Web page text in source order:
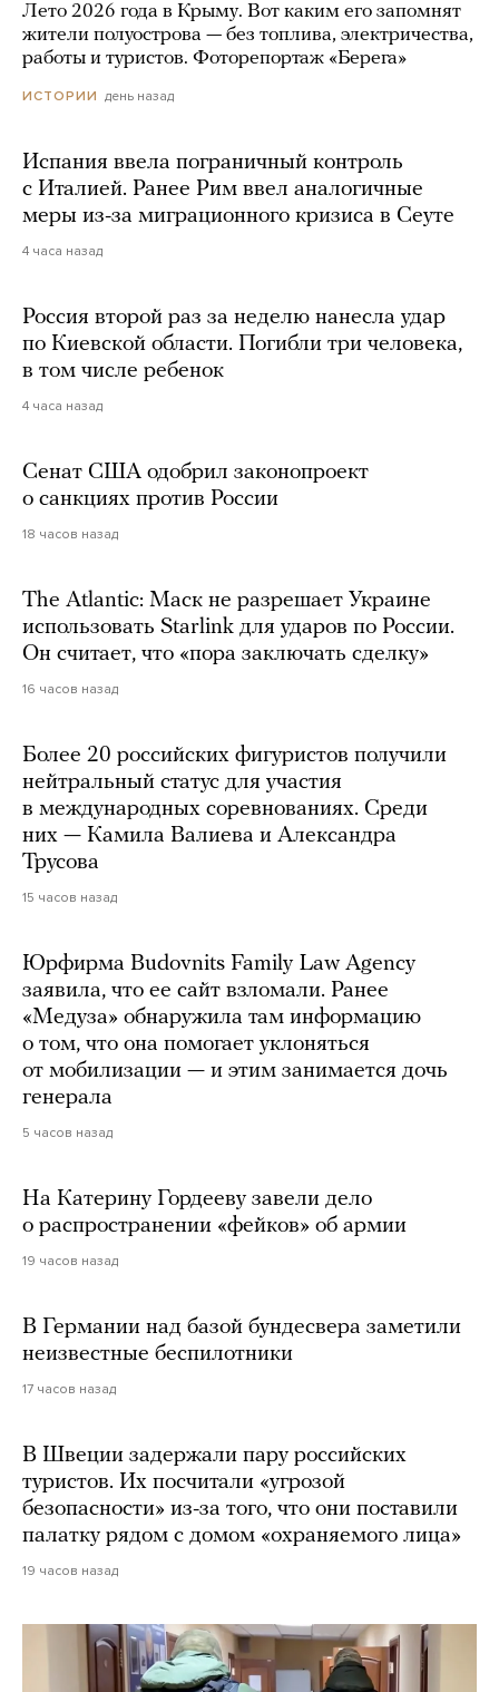
Лето 2026 года в Крыму. Вот каким его запомнят
жители полуострова — без топлива, электричества,
работы и туристов. Фоторепортаж «Берега»
ИСТОРИИ день назад
Испания ввела пограничный контроль
с Италией. Ранее Рим ввел аналогичные
меры из-за миграционного кризиса в Сеуте
4 часа назад
Россия второй раз за неделю нанесла удар
по Киевской области. Погибли три человека,
в том числе ребенок
4 часа назад
Сенат США одобрил законопроект
о санкциях против России
18 часов назад
The Atlantic: Маск не разрешает Украине
использовать Starlink для ударов по России.
Он считает, что «пора заключать сделку»
16 часов назад
Более 20 российских фигуристов получили
нейтральный статус для участия
в международных соревнованиях. Среди
них — Камила Валиева и Александра
Трусова
15 часов назад
Юрфирма Budovnits Family Law Agency
заявила, что ее сайт взломали. Ранее
«Медуза» обнаружила там информацию
о том, что она помогает уклоняться
от мобилизации — и этим занимается дочь
генерала
5 часов назад
На Катерину Гордееву завели дело
о распространении «фейков» об армии
19 часов назад
В Германии над базой бундесвера заметили
неизвестные беспилотники
17 часов назад
В Швеции задержали пару российских
туристов. Их посчитали «угрозой
безопасности» из-за того, что они поставили
палатку рядом с домом «охраняемого лица»
19 часов назад